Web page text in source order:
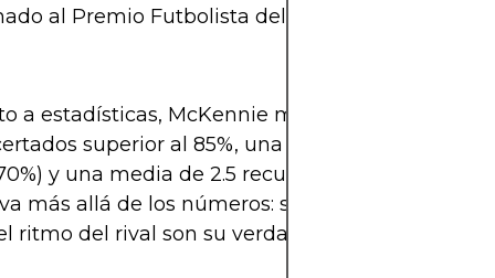
al Premio Futbolista del Año de EE. UU. en
a estadísticas, McKennie mantiene un
superior al 85%, una precisión notable
y una media de 2.5 recuperaciones por
más allá de los números: su energía y
ritmo del rival son su verdadera marca